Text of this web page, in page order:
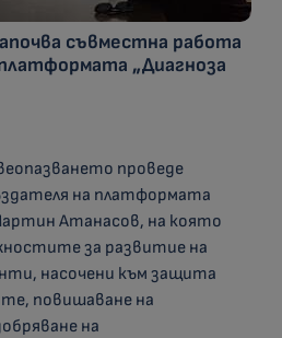
съвместна работа
„Диагноза
проведе
на платформата
Атанасов, на която
за развитие на
насочени към защита
повишаване на
на